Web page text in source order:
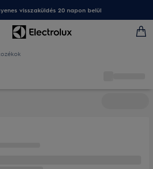
visszaküldés 20 napon belül